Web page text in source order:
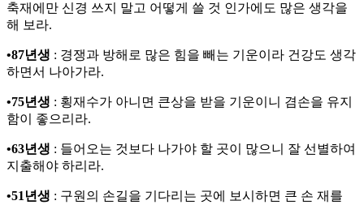
축재에만 신경 쓰지 말고 어떻게 쓸 것 인가에도 많은 생각을
해 보라.
•87년생 : 경쟁과 방해로 많은 힘을 빼는 기운이라 건강도 생각
하면서 나아가라.
•75년생 : 횡재수가 아니면 큰상을 받을 기운이니 겸손을 유지
함이 좋으리라.
•63년생 : 들어오는 것보다 나가야 할 곳이 많으니 잘 선별하여
지출해야 하리라.
•51년생 : 구원의 손길을 기다리는 곳에 보시하면 큰 손 재를